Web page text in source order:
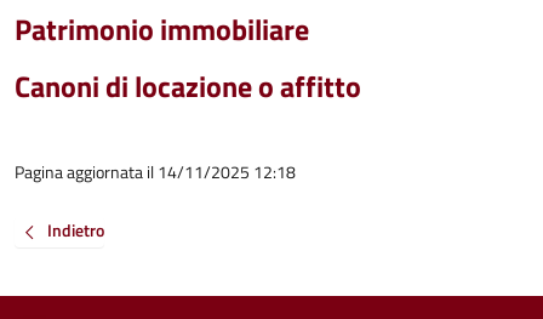
Patrimonio immobiliare
Canoni di locazione o affitto
Pagina aggiornata il 14/11/2025 12:18
Indietro